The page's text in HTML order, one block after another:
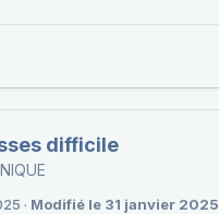
difficile
· Modifié le 31 janvier 2025